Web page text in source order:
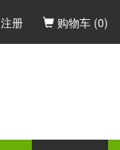
注册 购物车 (0)
书颁发